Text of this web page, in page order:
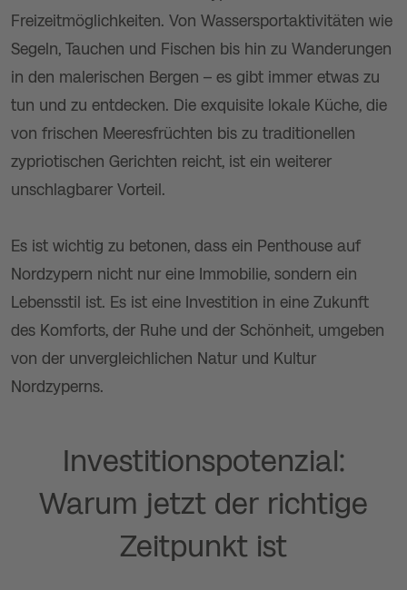
Freizeitmöglichkeiten. Von Wassersportaktivitäten wie
Segeln, Tauchen und Fischen bis hin zu Wanderungen
in den malerischen Bergen – es gibt immer etwas zu
tun und zu entdecken. Die exquisite lokale Küche, die
von frischen Meeresfrüchten bis zu traditionellen
zypriotischen Gerichten reicht, ist ein weiterer
unschlagbarer Vorteil.
Es ist wichtig zu betonen, dass ein Penthouse auf
Nordzypern nicht nur eine Immobilie, sondern ein
Lebensstil ist. Es ist eine Investition in eine Zukunft
des Komforts, der Ruhe und der Schönheit, umgeben
von der unvergleichlichen Natur und Kultur
Nordzyperns.
Investitionspotenzial:
Warum jetzt der richtige
Zeitpunkt ist